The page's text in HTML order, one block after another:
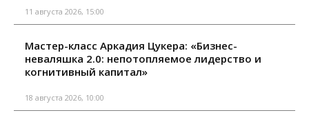
11 августа 2026, 15:00
Мастер-класс Аркадия Цукера: «Бизнес-
неваляшка 2.0: непотопляемое лидерство и
когнитивный капитал»
18 августа 2026, 10:00